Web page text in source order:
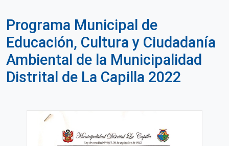
Programa Municipal de
Educación, Cultura y Ciudadanía
Ambiental de la Municipalidad
Distrital de La Capilla 2022